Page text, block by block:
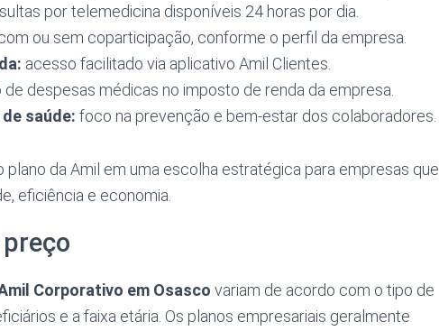
por telemedicina disponíveis 24 horas por dia.
ou sem coparticipação, conforme o perfil da empresa.
acesso facilitado via aplicativo Amil Clientes.
de despesas médicas no imposto de renda da empresa.
saúde: foco na prevenção e bem-estar dos colaboradores.
da Amil em uma escolha estratégica para empresas que
eficiência e economia.
Corporativo em Osasco variam de acordo com o tipo de
e a faixa etária. Os planos empresariais geralmente